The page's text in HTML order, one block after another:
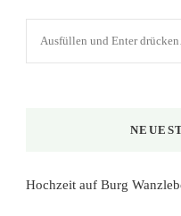
Hochzeit auf Burg